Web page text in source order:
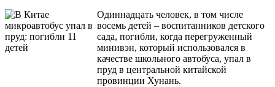
Одиннадцать человек, в том числе
восемь детей – воспитанников детского
сада, погибли, когда перегруженный
минивэн, который использовался в
качестве школьного автобуса, упал в
пруд в центральной китайской
провинции Хунань.